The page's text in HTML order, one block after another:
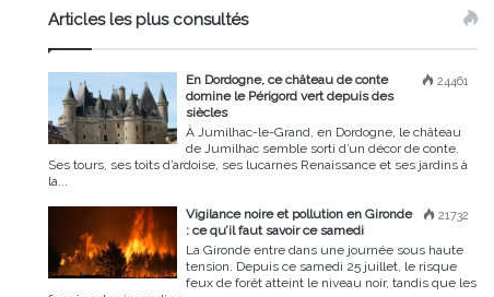
Articles les plus consultés
24461
En Dordogne, ce château de conte
domine le Périgord vert depuis des
siècles
À Jumilhac-le-Grand, en Dordogne, le château
de Jumilhac semble sorti d’un décor de conte.
Ses tours, ses toits d’ardoise, ses lucarnes Renaissance et ses jardins à
la...
21732
Vigilance noire et pollution en Gironde
: ce qu’il faut savoir ce samedi
La Gironde entre dans une journée sous haute
tension. Depuis ce samedi 25 juillet, le risque
feux de forêt atteint le niveau noir, tandis que les